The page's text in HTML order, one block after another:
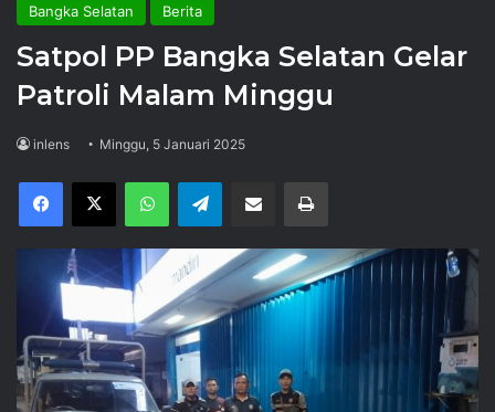
Bangka Selatan Berita
Satpol PP Bangka Selatan Gelar
Patroli Malam Minggu
inlens Minggu, 5 Januari 2025
Facebook
X WhatsAppTelegram Share via Email Print